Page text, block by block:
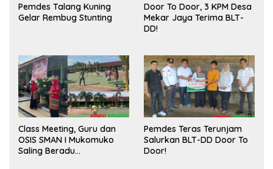
Pemdes Talang Kuning
Gelar Rembug Stunting
Door To Door, 3 KPM Desa
Mekar Jaya Terima BLT-
DD!
Class Meeting, Guru dan
OSIS SMAN I Mukomuko
Saling Beradu
Pemdes Teras Terunjam
Salurkan BLT-DD Door To
Door!